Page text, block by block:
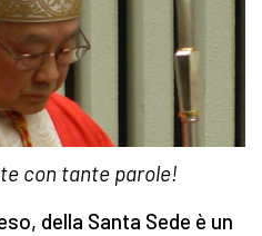
con tante parole!
della Santa Sede è un